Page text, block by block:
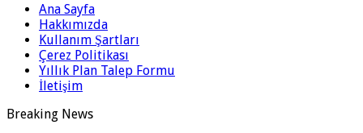
Ana Sayfa
Hakkımızda
Kullanım Şartları
Çerez Politikası
Yıllık Plan Talep Formu
İletişim
Breaking News